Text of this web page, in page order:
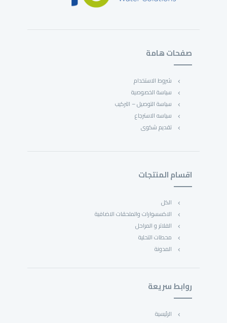
روابط سريعة
الرئيسية
اقسام المنتجات
الكل
الاكسسوارات والملحقات الاضافية
الفلاتر و المراحل
محطات التحلية
المدونة
صفحات هامة
شروط الاستخدام
سياسة الخصوصية
سياسة التوصيل – التركيب
سياسه الاسترجاع
تقديم شكوى